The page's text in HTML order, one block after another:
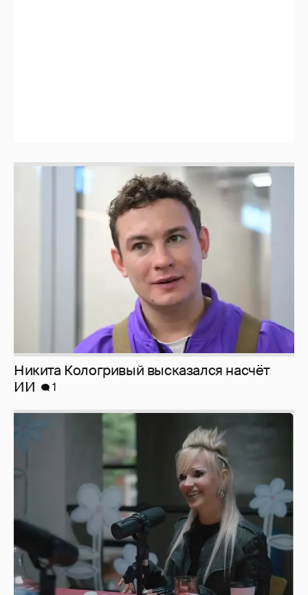
Никита Кологривый высказался насчёт
Певица Глюкоза рассказала о съёмках для
эротического журнала
3